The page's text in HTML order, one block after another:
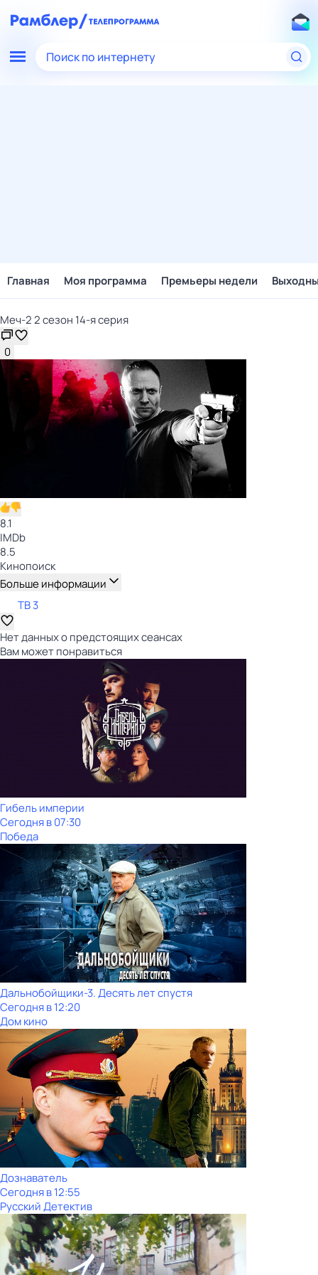
Поиск по интернету
Главная Моя программа Премьеры недели
Меч-2 2 сезон 14-я серия
0
8.1
IMDb
8.5
Кинопоиск
Больше информации
ТВ 3
Нет данных о предстоящих сеансах
Вам может понравиться
Гибель империи
Сегодня в 07:30
Победа
Дальнобойщики-3. Десять лет спустя
Сегодня в 12:20
Дом кино
Дознаватель
Сегодня в 12:55
Русский Детектив